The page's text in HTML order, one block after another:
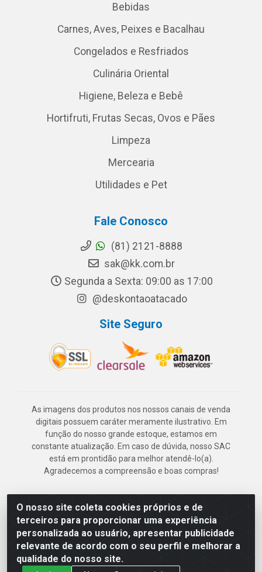
O nosso site coleta cookies próprios e de
terceiros para proporcionar uma experiência
personalizada ao usuário, apresentar publicidade
relevante de acordo com o seu perfil e melhorar a
qualidade do nosso site.
Bebidas
Carnes, Aves, Peixes e Bacalhau
Congelados e Resfriados
Culinária Oriental
Higiene, Beleza e Bebê
Hortifruti, Frutas Secas, Ovos e Pães
Limpeza
Mercearia
Utilidades e Pet
Fale Conosco
(81) 2121-8888
sak@kk.com.br
Segunda a Sexta: 09:00 as 17:00
@deskontaoatacado
Site Seguro
As imagens dos produtos nos nossos canais de venda
digitais possuem caráter meramente ilustrativo. Em
função do nosso grande estoque, estamos em
constante atualização. Em caso de dúvida, nosso SAC
está em prontidão para melhor atendê-lo(a).
Agradecemos a compreensão e boas compras!
Deskontão Atacado - Av. Marechal Mascarenhas de Morais, 2471 -
Imbiribeira - Recife/PE - CEP 51.150-001 - CNPJ 24.150.377/0003-
57